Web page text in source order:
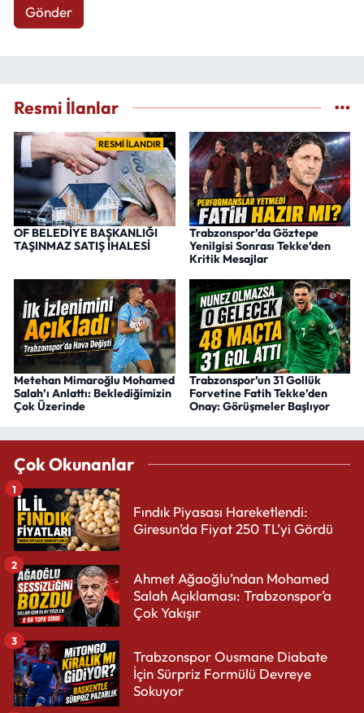
Gönder
Resmi İlanlar
RESMİ İLANDIR
OF BELEDİYE BAŞKANLIĞI
TAŞINMAZ SATIŞ İHALESİ
Trabzonspor’da Göztepe
Yenilgisi Sonrası Tekke’den
Kritik Mesajlar
Metehan Mimaroğlu Mohamed
Salah’ı Anlattı: Beklediğimizin
Çok Üzerinde
Trabzonspor’un 31 Gollük
Forvetine Fatih Tekke’den
Onay: Görüşmeler Başlıyor
Çok Okunanlar
Fındık Piyasası Hareketlendi:
Giresun’da Fiyat 250 TL’yi Gördü
1
Ahmet Ağaoğlu’ndan Mohamed
Salah Açıklaması: Trabzonspor’a
Çok Yakışır
2
Trabzonspor Ousmane Diabate
İçin Sürpriz Formülü Devreye
Sokuyor
3